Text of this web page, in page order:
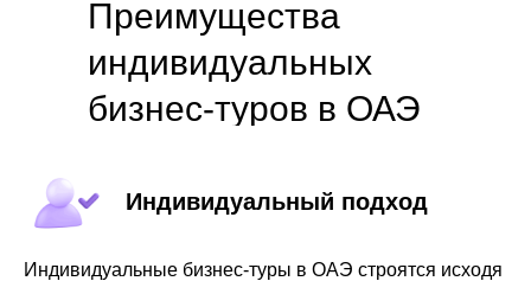
Преимущества
индивидуальных
бизнес-туров в ОАЭ
Индивидуальный подход
Индивидуальные бизнес-туры в ОАЭ строятся исходя